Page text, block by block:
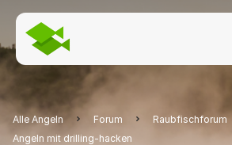
Alle Angeln Forum
Raubfischforum
Angeln mit drilling-hacken